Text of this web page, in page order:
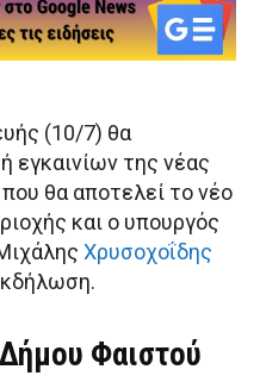
(10/7) θα
εγκαινίων της νέας
θα αποτελεί το νέο
και ο υπουργός
Χρυσοχοΐδης
Φαιστού